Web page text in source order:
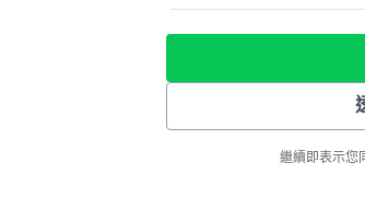
繼續即表示您